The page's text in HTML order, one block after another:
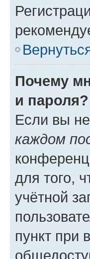
Почему
и пароля?
Если вы
каждом
для того,
учётной
пункт при